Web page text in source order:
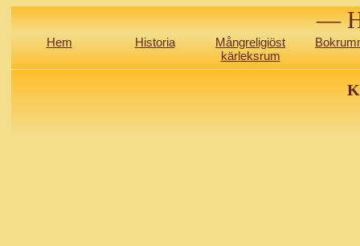
—
Hem Historia
Mångreligiöst
kärleksrum